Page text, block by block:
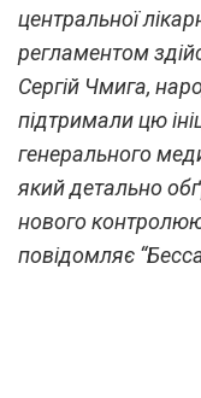
центральної
регламентом
Сергій Чмига,
підтримали цю
генерального
який детально
нового
повідомляє